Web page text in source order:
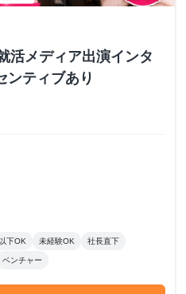
活メディア出演インタ
ンティブあり
下OK 未経験OK 社長直下
ベンチャー